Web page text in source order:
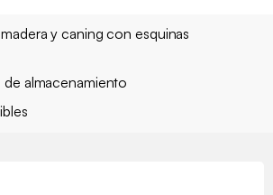
y caning con esquinas
de almacenamiento